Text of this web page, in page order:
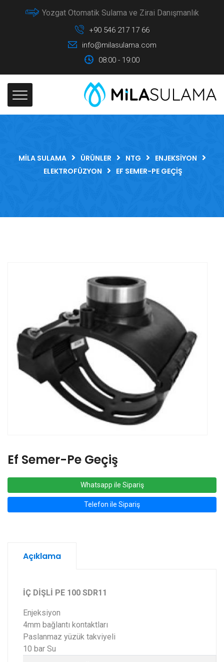
Yozgat Otomatik Sulama ve Zirai Danışmanlık
+90 546 217 17 66
info@milasulama.com
08:00 - 19:00
MILA SULAMA ÜRÜNLER NTG
ENJEKSIYON
ELEKTROFÜZYON
EF SEMER-PE GEÇIŞ
Ef Semer-Pe Geçiş
Whatsapp ile Sipariş
Telefon ile Sipariş
Açıklama
İÇ DİŞLİ PE 100 SDR11
Enjeksiyon
4mm bağlantı kontaktları
Paslanmaz yüzük takviyeli
10 bar Su